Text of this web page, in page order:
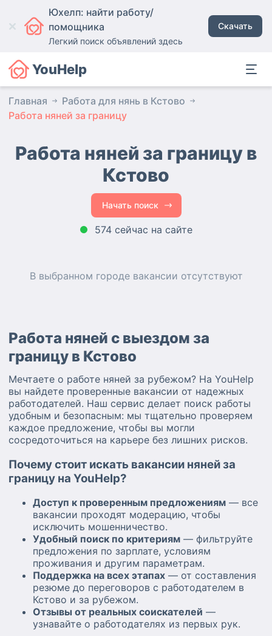
Юхелп: найти работу/
помощника
Легкий поиск объявлений здесь
Скачать
YouHelp
Главная
Работа для нянь в Кстово
Работа няней за границу
Работа няней за границу в
Кстово
Начать поиск
574 сейчас на сайте
В выбранном городе вакансии отсутствуют
Работа няней с выездом за
границу в Кстово
Мечтаете о работе няней за рубежом? На YouHelp
вы найдете проверенные вакансии от надежных
работодателей. Наш сервис делает поиск работы
удобным и безопасным: мы тщательно проверяем
каждое предложение, чтобы вы могли
сосредоточиться на карьере без лишних рисков.
Почему стоит искать вакансии няней за
границу на YouHelp?
Доступ к проверенным предложениям — все
вакансии проходят модерацию, чтобы
исключить мошенничество.
Удобный поиск по критериям — фильтруйте
предложения по зарплате, условиям
проживания и другим параметрам.
Поддержка на всех этапах — от составления
резюме до переговоров с работодателем в
Кстово и за рубежом.
Отзывы от реальных соискателей —
узнавайте о работодателях из первых рук.